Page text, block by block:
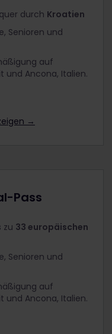
durch Kroatien
Senioren und
auf
und Ancona, Italien.
→
Pass
zu 33 europäischen
Senioren und
auf
und Ancona, Italien.